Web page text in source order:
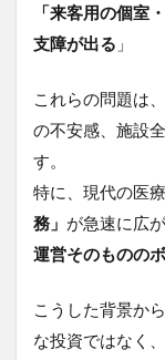
「来客用の個室
支障が出る 」
これらの問題は
の不安感、施設
す。
特に、現代の医
務」 が急速に広
運営そのものの
こうした背景か
な投資ではなく、